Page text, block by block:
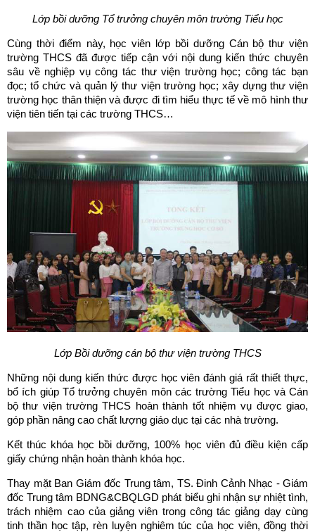
Lớp bồi dưỡng Tổ trưởng chuyên môn trường Tiểu học
Cùng thời điểm này, học viên lớp bồi dưỡng Cán bộ thư viện
trường THCS đã được tiếp cận với nội dung kiến thức chuyên
sâu về nghiệp vụ công tác thư viện trường học; công tác bạn
đọc; tổ chức và quản lý thư viện trường học; xây dựng thư viện
trường học thân thiện và được đi tìm hiểu thực tế về mô hình thư
viện tiên tiến tại các trường THCS…
Lớp Bồi dưỡng cán bộ thư viện trường THCS
Những nội dung kiến thức được học viên đánh giá rất thiết thực,
bổ ích giúp Tổ trưởng chuyên môn các trường Tiểu học và Cán
bộ thư viện trường THCS hoàn thành tốt nhiệm vụ được giao,
góp phần nâng cao chất lượng giáo dục tại các nhà trường.
Kết thúc khóa học bồi dưỡng, 100% học viên đủ điều kiện cấp
giấy chứng nhận hoàn thành khóa học.
Thay mặt Ban Giám đốc Trung tâm, TS. Đinh Cảnh Nhạc - Giám
đốc Trung tâm BDNG&CBQLGD phát biểu ghi nhận sự nhiệt tình,
trách nhiệm cao của giảng viên trong công tác giảng dạy cùng
tinh thần học tập, rèn luyện nghiêm túc của học viên, đồng thời